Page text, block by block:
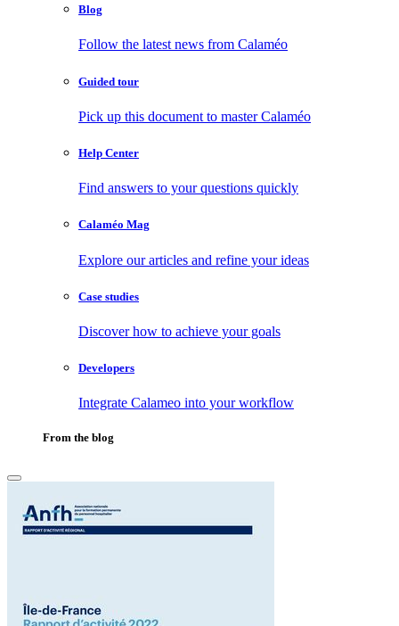
Blog
Follow the latest news from Calaméo
Guided tour
Pick up this document to master Calaméo
Help Center
Find answers to your questions quickly
Calaméo Mag
Explore our articles and refine your ideas
Case studies
Discover how to achieve your goals
Developers
Integrate Calameo into your workflow
From the blog